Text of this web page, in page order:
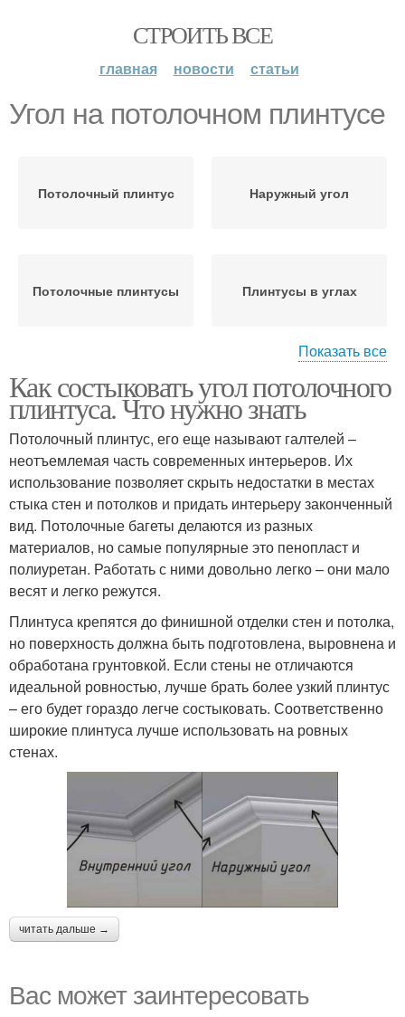
СТРОИТЬ ВСЕ
главная новости статьи
Угол на потолочном плинтусе
Потолочный плинтус Наружный угол
Потолочные плинтусы Плинтусы в углах
Нестандартные углы Плинтус на потолке
Уголки для потолочного
плинтуса
Плинтус без стусла
Плинтус на полу
Показать все
Как состыковать угол потолочного
плинтуса. Что нужно знать
Потолочный плинтус, его еще называют галтелей –
неотъемлемая часть современных интерьеров. Их
использование позволяет скрыть недостатки в местах
стыка стен и потолков и придать интерьеру законченный
вид. Потолочные багеты делаются из разных
материалов, но самые популярные это пенопласт и
полиуретан. Работать с ними довольно легко – они мало
весят и легко режутся.
Плинтуса крепятся до финишной отделки стен и потолка,
но поверхность должна быть подготовлена, выровнена и
обработана грунтовкой. Если стены не отличаются
идеальной ровностью, лучше брать более узкий плинтус
– его будет гораздо легче состыковать. Соответственно
широкие плинтуса лучше использовать на ровных
стенах.
читать дальше →
Вас может заинтересовать